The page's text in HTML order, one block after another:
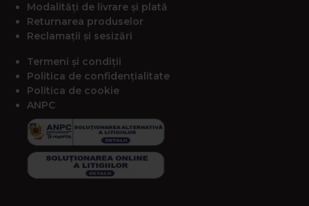
Modalități de livrare și plată
Returnarea produselor
Reclamații și sesizări
Termeni și condiții
Politica de confidențialitate
Politica de cookie
ANPC